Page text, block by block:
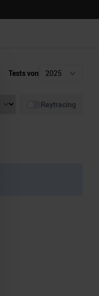
Tests von
Raytracing